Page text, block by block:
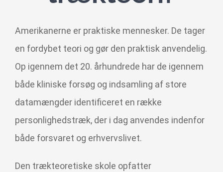
HR-Webinar
HR System
Om Strategisk HR
Amerikanerne er praktiske mennesker. De tager
en fordybet teori og gør den praktisk anvendelig.
Op igennem det 20. århundrede har de igennem
både kliniske forsøg og indsamling af store
datamængder identificeret en række
personlighedstræk, der i dag anvendes indenfor
både forsvaret og erhvervslivet.
Den trækteoretiske skole opfatter